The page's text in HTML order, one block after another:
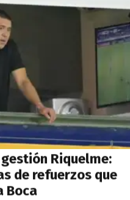
Riquelme:
de refuerzos que
Boca